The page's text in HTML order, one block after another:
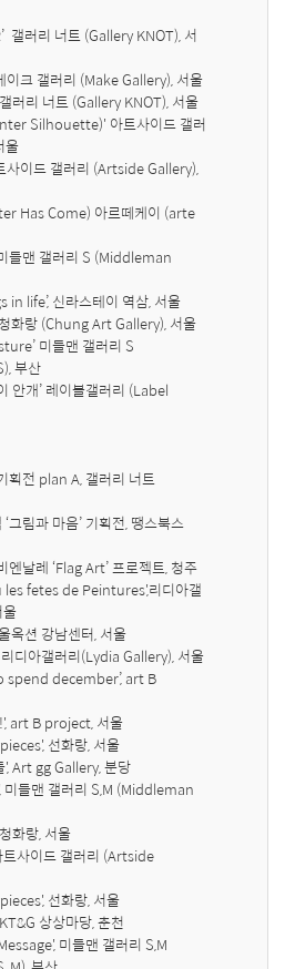
갤러리 너트 (Gallery KNOT), 서
크 갤러리 (Make Gallery), 서울
러리 너트 (Gallery KNOT), 서울
Silhouette)' 아트사이드 갤러
울
이드 갤러리 (Artside Gallery),
Has Come) 아르떼케이 (arte
맨 갤러리 S (Middleman
life’, 신라스테이 역삼, 서울
랑 (Chung Art Gallery), 서울
미들맨 갤러리 S
부산
안개’ 레이블갤러리 (Label
전 plan A, 갤러리 너트
림과 마음’ 기획전, 땡스북스
날레 ‘Flag Art’ 프로젝트, 청주
fetes de Peintures',리디아갤
옥션 강남센터, 서울
디아갤러리(Lydia Gallery), 서울
december’, art B
art B project, 서울
선화랑, 서울
Art gg Gallery, 분당
들맨 갤러리 S,M (Middleman
화랑, 서울
사이드 갤러리 (Artside
선화랑, 서울
상상마당, 춘천
미들맨 갤러리 S,M